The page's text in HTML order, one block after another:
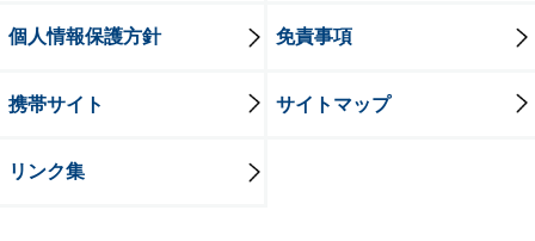
個人情報保護方針 免責事項
携帯サイト サイトマップ
リンク集